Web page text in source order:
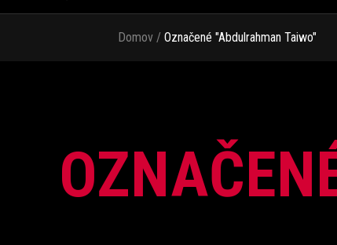
Domov / Označené "Abdulrahman Taiwo"